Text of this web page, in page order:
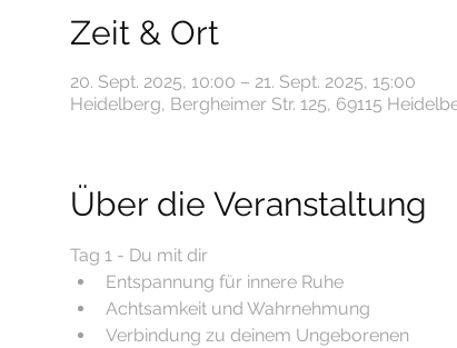
Zeit & Ort
20. Sept. 2025, 10:00 – 21. Sept. 2025, 15:00
Heidelberg, Bergheimer Str. 125, 69115
Über die Veranstaltung
Tag 1 - Du mit dir
﻿﻿Entspannung für innere Ruhe
﻿﻿Achtsamkeit und Wahrnehmung
﻿﻿Verbindung zu deinem Ungeborenen